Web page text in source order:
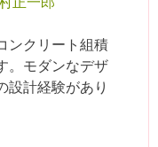
ンクリート組積
。モダンなデザ
設計経験があり